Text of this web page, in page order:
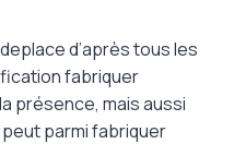
d’après tous les
fabriquer
présence, mais aussi
parmi fabriquer